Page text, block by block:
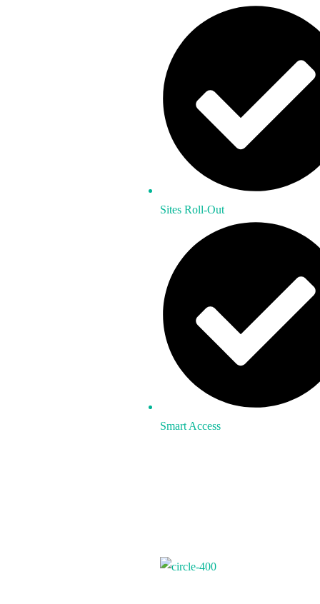
Sites Roll-Out
Smart Access